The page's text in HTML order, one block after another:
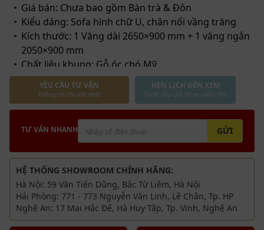
Giá bán: Chưa bao gồm Bàn trà & Đôn
Kiểu dáng: Sofa hình chữ U, chân nối vầng trăng
Kích thước: 1 Văng dài 2650×900 mm + 1 văng ngắn
2050×900 mm
Chất liệu khung: Gỗ óc chó Mỹ
Miễn phí vận chuyển nội thành
Bảo hành 2 năm
YÊU CẦU TƯ VẤN
Thông tin chi tiết nhất
HẸN LỊCH ĐẾN XEM
Được sắp chỗ để xe miễn phí
TƯ VẤN NHANH GỬI
HỆ THỐNG SHOWROOM CHÍNH HÃNG:
Hà Nội: 59 Văn Tiến Dũng, Bắc Từ Liêm, Hà Nội
Hải Phòng: 771 - 773 Nguyễn Văn Linh, Lê Chân, Tp. HP
Nghệ An: 17 Mai Hắc Đế, Hà Huy Tập, Tp. Vinh, Nghệ An